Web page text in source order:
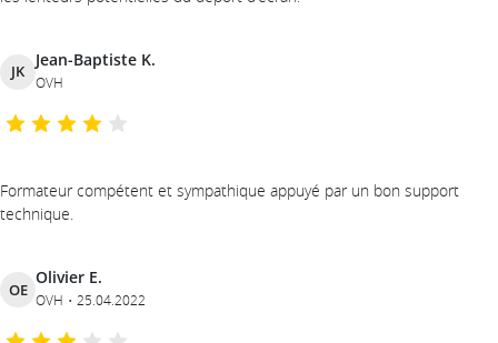
JK
Jean-Baptiste K.
OVH
Formateur compétent et sympathique appuyé par un bon support
technique.
OE
Olivier E.
OVH 25.04.2022